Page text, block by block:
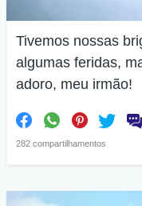
Tivemos nossas
algumas feridas,
adoro, meu irmão!
282 compartilhamentos